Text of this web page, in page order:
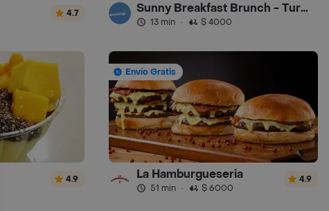
4.7 Sunny Breakfast Brunch - Turbo
13 min · $ 4000
4.9
Envío Gratis
La Hamburgueseria
51 min · $ 6000
4.9